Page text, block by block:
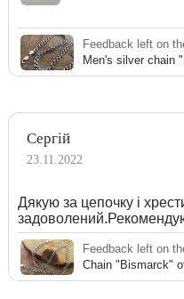
Feedback left on
Men's silver chain
Сергій
23.11.2022
Дякую за цепочку і
Feedback left on
Chain "Bismarck"